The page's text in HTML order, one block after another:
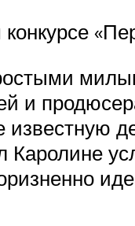
и
Каролине